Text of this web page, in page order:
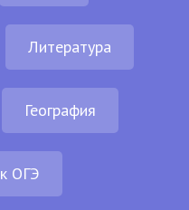
Литература
География
ОГЭ